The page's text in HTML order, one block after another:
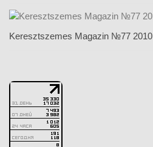
Keresztszemes Magazin №77 2010